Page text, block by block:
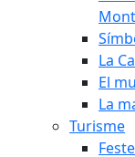
La
El
La
Turisme